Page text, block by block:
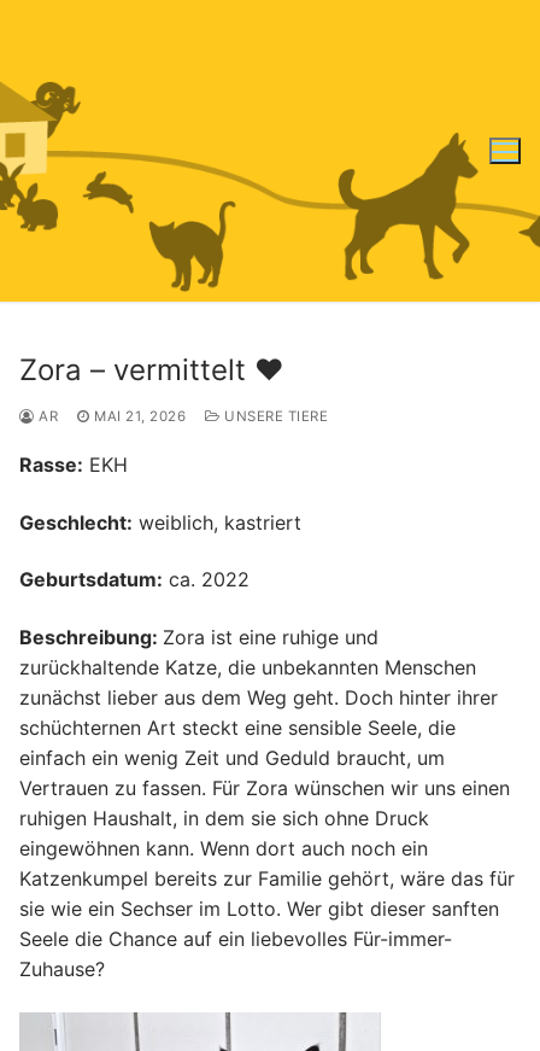
Zora – vermittelt ♥️
AR MAI 21, 2026 UNSERE TIERE
Rasse: EKH
Geschlecht: weiblich, kastriert
Geburtsdatum: ca. 2022
Beschreibung: Zora ist eine ruhige und
zurückhaltende Katze, die unbekannten Menschen
zunächst lieber aus dem Weg geht. Doch hinter ihrer
schüchternen Art steckt eine sensible Seele, die
einfach ein wenig Zeit und Geduld braucht, um
Vertrauen zu fassen. Für Zora wünschen wir uns einen
ruhigen Haushalt, in dem sie sich ohne Druck
eingewöhnen kann. Wenn dort auch noch ein
Katzenkumpel bereits zur Familie gehört, wäre das für
sie wie ein Sechser im Lotto. Wer gibt dieser sanften
Seele die Chance auf ein liebevolles Für-immer-
Zuhause?